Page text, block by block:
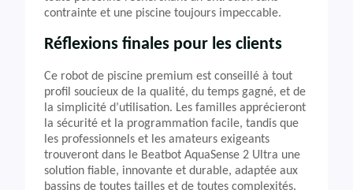
contrainte et une piscine toujours impeccable.
Réflexions finales pour les clients
Ce robot de piscine premium est conseillé à tout
profil soucieux de la qualité, du temps gagné, et de
la simplicité d’utilisation. Les familles apprécieront
la sécurité et la programmation facile, tandis que
les professionnels et les amateurs exigeants
trouveront dans le Beatbot AquaSense 2 Ultra une
solution fiable, innovante et durable, adaptée aux
bassins de toutes tailles et de toutes complexités.